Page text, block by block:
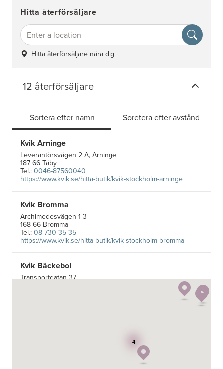
Hitta återförsäljare
Hitta återförsäljare nära dig
12 återförsäljare
Sortera efter namn Soretera efter avstånd
Kvik Arninge
Leverantörsvägen 2 A, Arninge
187 66 Täby
Tel.:0046-87560040
https://www.kvik.se/hitta-butik/kvik-stockholm-arninge
Kvik Bromma
Archimedesvägen 1-3
168 66 Bromma
Tel.:08-730 35 35
https://www.kvik.se/hitta-butik/kvik-stockholm-bromma
Kvik Bäckebol
Transportgatan 37
https://www.kvik.se/hitta-butik/kvik-goeteborg-baeckebol
https://www.kvik.se/hitta-butik/kvik-goeteborg-city
4